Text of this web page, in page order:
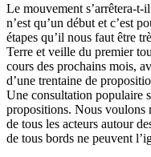
Le mouvement s’arrêtera-
n’est qu’un début et c’est
étapes qu’il nous faut être
Terre et veille du premier
cours des prochains mois,
d’une trentaine de
Une consultation populaire
propositions. Nous voulons
de tous les acteurs autour
de tous bords ne peuvent